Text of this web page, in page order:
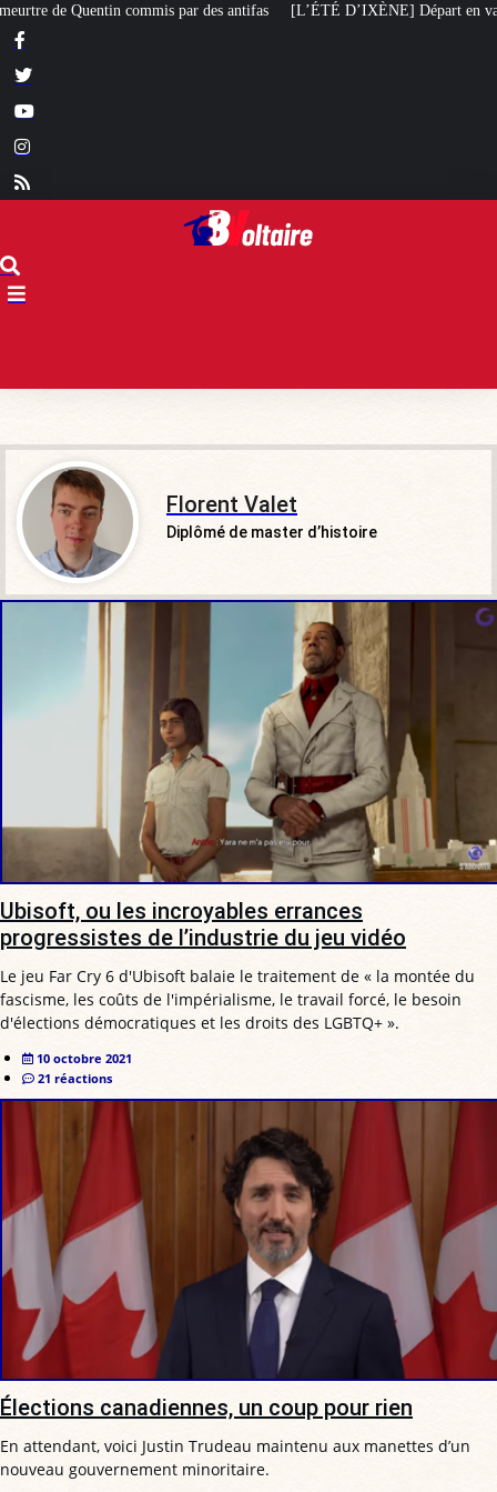
par des antifas [L’ÉTÉ D’IXÈNE] Départ en vacances [L’ÉTÉ BV] «
Florent Valet
Diplômé de master d’histoire
Ubisoft, ou les incroyables errances
progressistes de l’industrie du jeu vidéo
Le jeu Far Cry 6 d'Ubisoft balaie le traitement de « la montée du
fascisme, les coûts de l'impérialisme, le travail forcé, le besoin
d'élections démocratiques et les droits des LGBTQ+ ».
10 octobre 2021
21 réactions
Élections canadiennes, un coup pour rien
En attendant, voici Justin Trudeau maintenu aux manettes d’un
nouveau gouvernement minoritaire.